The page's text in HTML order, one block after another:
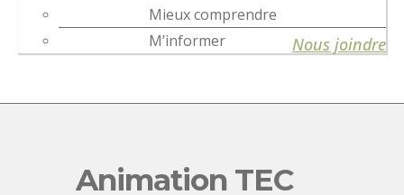
Mieux comprendre
M’informer
Nous joindre
Animation TEC